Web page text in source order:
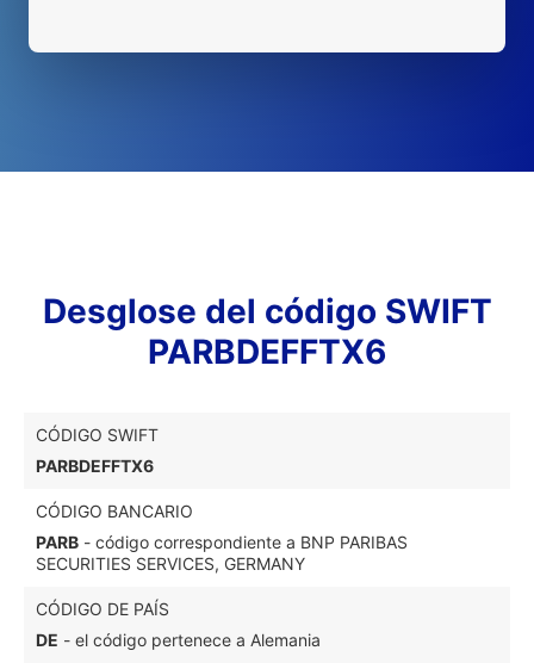
Desglose del código SWIFT
PARBDEFFTX6
CÓDIGO SWIFT
PARBDEFFTX6
CÓDIGO BANCARIO
PARB - código correspondiente a BNP PARIBAS
SECURITIES SERVICES, GERMANY
CÓDIGO DE PAÍS
DE - el código pertenece a Alemania